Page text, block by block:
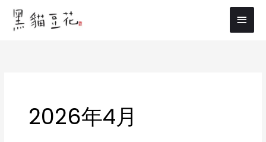
メ
イ
2026年4月